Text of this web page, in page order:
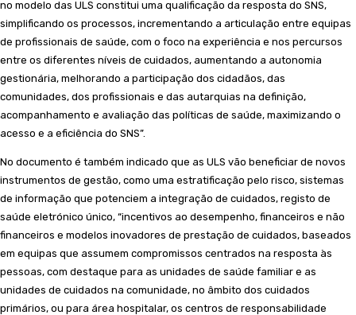
no modelo das ULS constitui uma qualificação da resposta do SNS,
simplificando os processos, incrementando a articulação entre equipas
de profissionais de saúde, com o foco na experiência e nos percursos
entre os diferentes níveis de cuidados, aumentando a autonomia
gestionária, melhorando a participação dos cidadãos, das
comunidades, dos profissionais e das autarquias na definição,
acompanhamento e avaliação das políticas de saúde, maximizando o
acesso e a eficiência do SNS”.
No documento é também indicado que as ULS vão beneficiar de novos
instrumentos de gestão, como uma estratificação pelo risco, sistemas
de informação que potenciem a integração de cuidados, registo de
saúde eletrónico único, “incentivos ao desempenho, financeiros e não
financeiros e modelos inovadores de prestação de cuidados, baseados
em equipas que assumem compromissos centrados na resposta às
pessoas, com destaque para as unidades de saúde familiar e as
unidades de cuidados na comunidade, no âmbito dos cuidados
primários, ou para área hospitalar, os centros de responsabilidade